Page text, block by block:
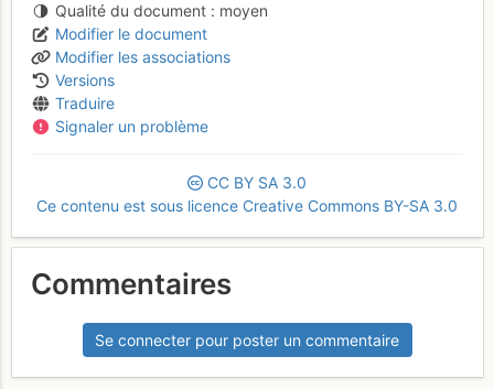
Qualité du document
moyen
Modifier le document
Modifier les associations
Versions
Traduire
Signaler un problème
CC BY SA 3.0
Ce contenu est sous licence Creative Commons BY-SA 3.0
Commentaires
Se connecter pour poster un commentaire